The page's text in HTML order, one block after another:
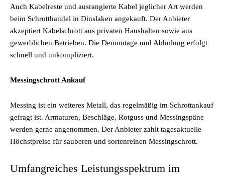
Auch Kabelreste und ausrangierte Kabel jeglicher Art werden
beim Schrotthandel in Dinslaken angekauft. Der Anbieter
akzeptiert Kabelschrott aus privaten Haushalten sowie aus
gewerblichen Betrieben. Die Demontage und Abholung erfolgt
schnell und unkompliziert.
Messingschrott Ankauf
Messing ist ein weiteres Metall, das regelmäßig im Schrottankauf
gefragt ist. Armaturen, Beschläge, Rotguss und Messingspäne
werden gerne angenommen. Der Anbieter zahlt tagesaktuelle
Höchstpreise für sauberen und sortenreinen Messingschrott.
Umfangreiches Leistungsspektrum im